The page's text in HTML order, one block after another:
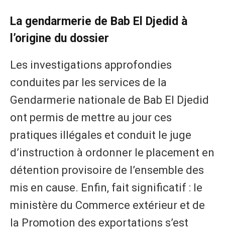
La gendarmerie de Bab El Djedid à
l’origine du dossier
Les investigations approfondies
conduites par les services de la
Gendarmerie nationale de Bab El Djedid
ont permis de mettre au jour ces
pratiques illégales et conduit le juge
d’instruction à ordonner le placement en
détention provisoire de l’ensemble des
mis en cause. Enfin, fait significatif : le
ministère du Commerce extérieur et de
la Promotion des exportations s’est